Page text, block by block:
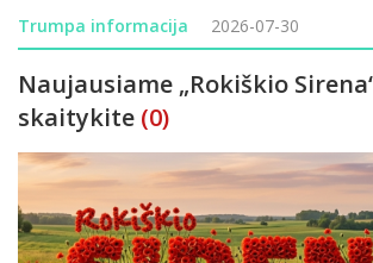
kviečiami atsakyti į klausimus apie savo
padėtį ir vartojimo planus. Tyrimo rezultatai
Trumpa informacija 2026-07-30
Naujausiame „Rokiškio
skaitykite (0)